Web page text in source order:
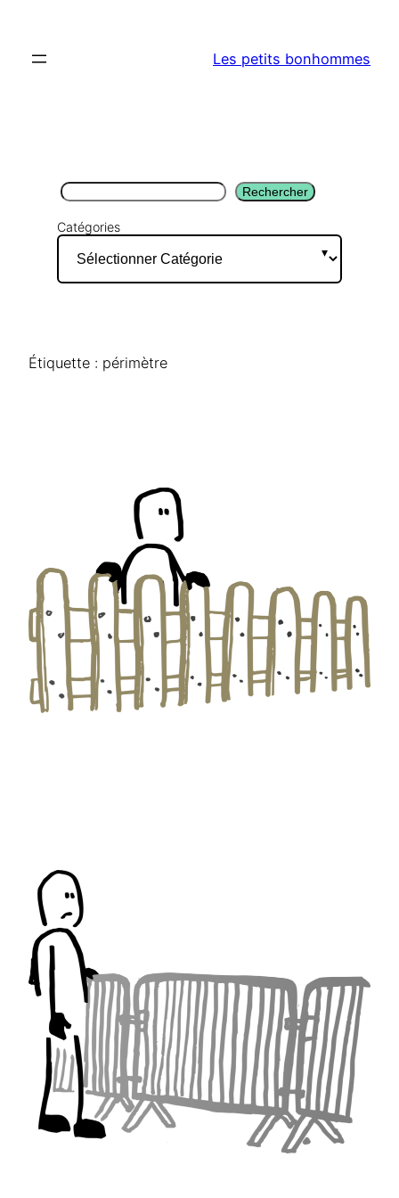
contenu
Les petits bonhommes
Rechercher Rechercher
Catégories
Étiquette : périmètre